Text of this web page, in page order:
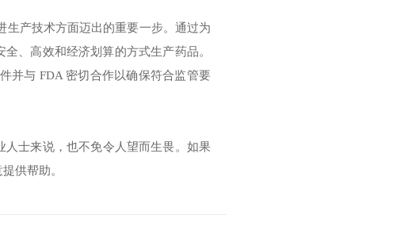
生产技术方面迈出的重要一步。通过为
、高效和经济划算的方式生产药品。
并与 FDA 密切合作以确保符合监管要
士来说，也不免令人望而生畏。如果
供帮助。